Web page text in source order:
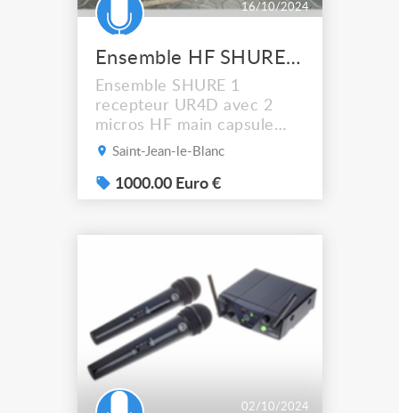
16/10/2024
Ensemble HF SHURE UR4D Q5 ou P8
Ensemble SHURE 1
recepteur UR4D avec 2
micros HF main capsule
SM58 + 2 émetteurs
Saint-Jean-le-Blanc
1000.00 Euro €
02/10/2024